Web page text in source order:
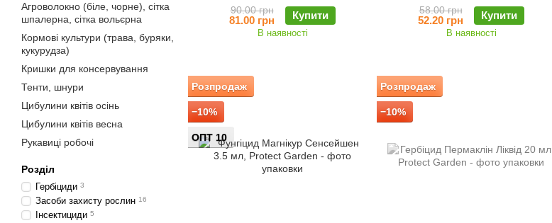
90.00 грн
81.00 грн Купити
В наявності
58.00 грн
52.20 грн Купити
В наявності
Розпродаж
−10%
ОПТ 10
Розпродаж
−10%
Агроволокно (біле, чорне), сітка
шпалерна, сітка вольєрна
Кормові культури (трава, буряки,
кукурудза)
Кришки для консервування
Тенти, шнури
Цибулини квітів осінь
Цибулини квітів весна
Рукавиці робочі
Розділ
Гербіциди 3
Засоби захисту рослин 16
Інсектициди 5